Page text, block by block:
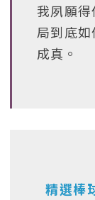
我夙願
局到底
成真。
精選棒